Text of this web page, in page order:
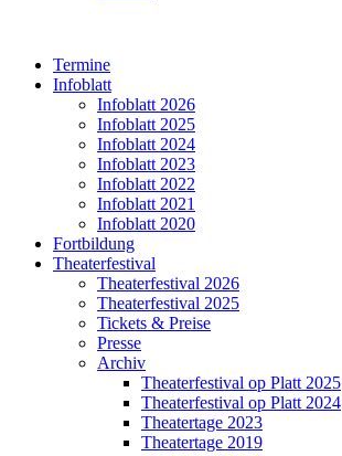
Termine
Infoblatt
Infoblatt 2026
Infoblatt 2025
Infoblatt 2024
Infoblatt 2023
Infoblatt 2022
Infoblatt 2021
Infoblatt 2020
Fortbildung
Theaterfestival
Theaterfestival 2026
Theaterfestival 2025
Tickets & Preise
Presse
Archiv
Theaterfestival op Platt 2025
Theaterfestival op Platt 2024
Theatertage 2023
Theatertage 2019